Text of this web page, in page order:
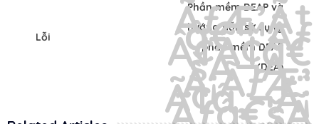
Lỗi
Phần mềm DEAP và
hướng dẫn sử dụng
phần mềm DEAP
(DEA)